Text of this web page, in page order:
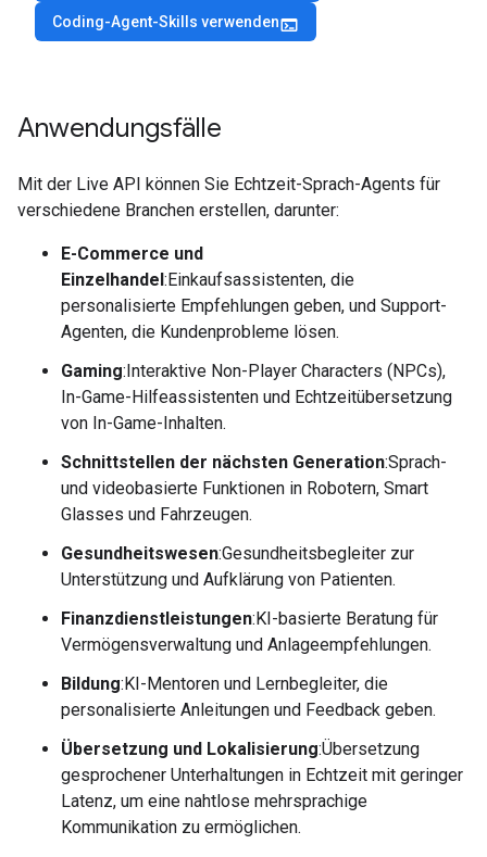
Coding-Agent-Skills verwendenterminal
Anwendungsfälle
Mit der Live API können Sie Echtzeit-Sprach-Agents für
verschiedene Branchen erstellen, darunter:
E-Commerce und
Einzelhandel :Einkaufsassistenten, die
personalisierte Empfehlungen geben, und Support-
Agenten, die Kundenprobleme lösen.
Gaming:Interaktive Non-Player Characters (NPCs),
In-Game-Hilfeassistenten und Echtzeitübersetzung
von In-Game-Inhalten.
Schnittstellen der nächsten Generation:Sprach-
und videobasierte Funktionen in Robotern, Smart
Glasses und Fahrzeugen.
Gesundheitswesen:Gesundheitsbegleiter zur
Unterstützung und Aufklärung von Patienten.
Finanzdienstleistungen:KI-basierte Beratung für
Vermögensverwaltung und Anlageempfehlungen.
Bildung:KI-Mentoren und Lernbegleiter, die
personalisierte Anleitungen und Feedback geben.
Übersetzung und Lokalisierung:Übersetzung
gesprochener Unterhaltungen in Echtzeit mit geringer
Latenz, um eine nahtlose mehrsprachige
Kommunikation zu ermöglichen.